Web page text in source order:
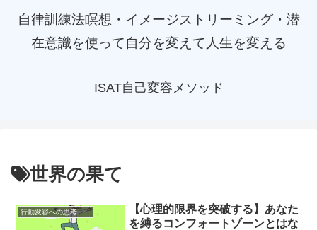
自律訓練法瞑想・イメージストリーミング・潜
在意識を使って自分を変えて人生を変える
ISAT自己変容メソッド
世界の果て
行動変容への思考メソッド
【心理的限界を突破する】あなた
を縛るコンフォートゾーンとはな